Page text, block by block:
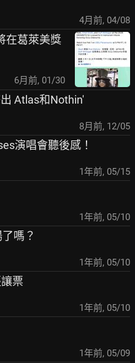
4月前, 04/08
在葛萊美獎
6月前, 01/30
Atlas和Nothin'
8月前, 12/05
演唱會聽後感！
1年前, 05/15
1年前, 05/10
嗎？
1年前, 05/10
票
1年前, 05/10
1年前, 05/09